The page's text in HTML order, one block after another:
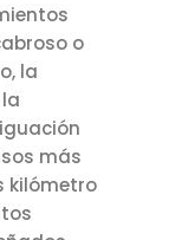
o
la
más
kilómetro